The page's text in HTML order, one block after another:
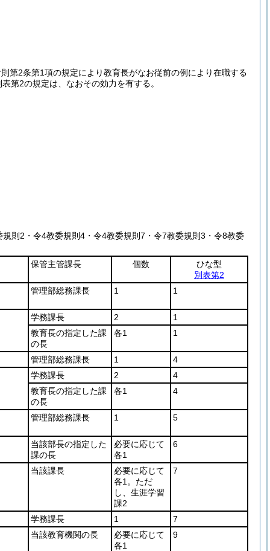
第2条第1項の規定により教育長がなお従前の例により在職する
第2の規定は、なおその効力を有する。
則2・令4教委規則4・令4教委規則7・令7教委規則3・令8教委
保管主管課長 個数
ひな型
別表第2
管理部総務課長
1 1
学務課長 2
1
教育長の指定した課
の長
各1 1
管理部総務課長 1
4
学務課長
2
4
教育長の指定した課
の長
各1 4
管理部総務課長 1 5
当該部長の指定した
課の長
必要に応じて
各1
6
当該課長
必要に応じて
各1。ただ
し、生涯学習
課2
7
学務課長 1
7
当該教育機関の長
必要に応じて
各1
9